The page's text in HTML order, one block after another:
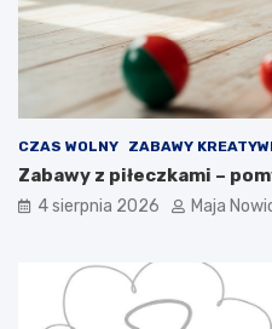
CZAS WOLNY ZABAWY
Zabawy z piłeczkami –
4 sierpnia 2026 Maja